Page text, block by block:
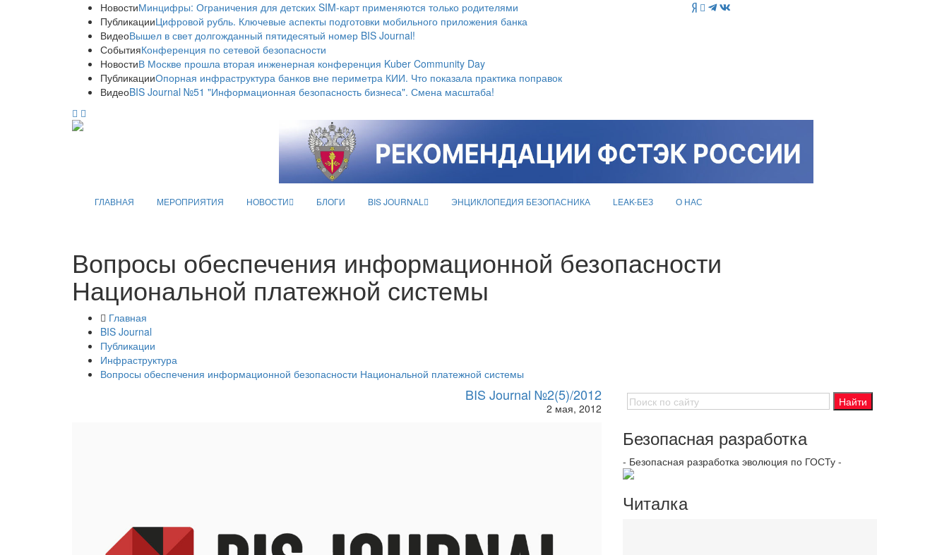
НовостиМинцифры: Ограничения для детских SIM-карт применяются только родителями
ПубликацииЦифровой рубль. Ключевые аспекты подготовки мобильного приложения банка
ВидеоВышел в свет долгожданный пятидесятый номер BIS Journal!
СобытияКонференция по сетевой безопасности
НовостиВ Москве прошла вторая инженерная конференция Kuber Community Day
ПубликацииОпорная инфраструктура банков вне периметра КИИ. Что показала практика поправок
ВидеоBIS Journal №51 "Информационная безопасность бизнеса". Смена масштаба!
ГЛАВНАЯ МЕРОПРИЯТИЯ НОВОСТИ БЛОГИ BIS JOURNAL ЭНЦИКЛОПЕДИЯ БЕЗОПАСНИКА LEAK-БЕЗ О НАС
Вопросы обеспечения информационной безопасности
Национальной платежной системы
Главная
BIS Journal
Публикации
Инфраструктура
Вопросы обеспечения информационной безопасности Национальной платежной системы
BIS Journal №2(5)/2012
2 мая, 2012
Безопасная разработка
- Безопасная разработка эволюция по ГОСТу -
Читалка